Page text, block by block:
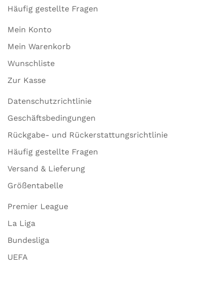
Häufig gestellte Fragen
Mein Konto
Mein Warenkorb
Wunschliste
Zur Kasse
Datenschutzrichtlinie
Geschäftsbedingungen
Rückgabe- und Rückerstattungsrichtlinie
Häufig gestellte Fragen
Versand & Lieferung
Größentabelle
Premier League
La Liga
Bundesliga
UEFA